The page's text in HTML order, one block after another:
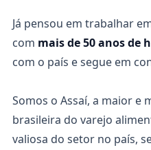
Já pensou em trabalhar
com mais de 50 anos de
com o país e segue em
Somos o Assaí, a maior e
brasileira do varejo
valiosa do setor no país,